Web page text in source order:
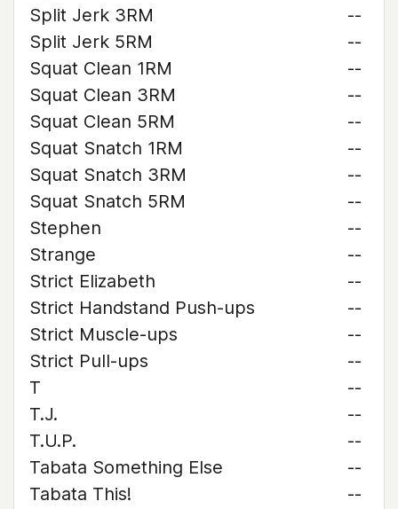
Split Jerk 3RM
--
Split Jerk 5RM
--
Squat Clean 1RM
--
Squat Clean 3RM
--
Squat Clean 5RM
--
Squat Snatch 1RM
--
Squat Snatch 3RM
--
Squat Snatch 5RM
--
Stephen
--
Strange
--
Strict Elizabeth
--
Strict Handstand Push-ups
--
Strict Muscle-ups
--
Strict Pull-ups
--
T
--
T.J.
--
T.U.P.
--
Tabata Something Else
--
Tabata This!
--